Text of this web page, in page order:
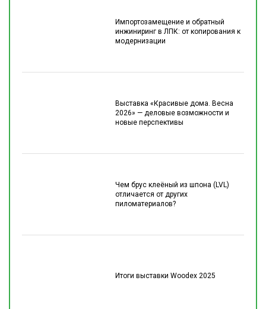
Импортозамещение и обратный
инжиниринг в ЛПК: от копирования к
модернизации
Выставка «Красивые дома. Весна
2026» — деловые возможности и
новые перспективы
Чем брус клеёный из шпона (LVL)
отличается от других
пиломатериалов?
Итоги выставки Woodex 2025